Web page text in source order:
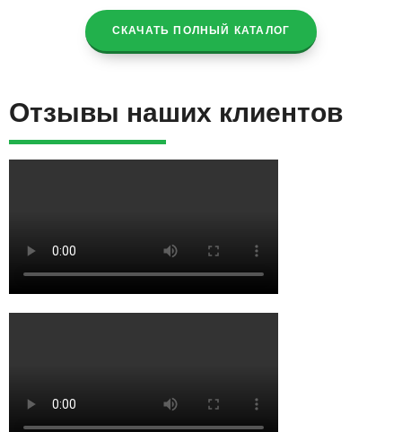
СКАЧАТЬ ПОЛНЫЙ КАТАЛОГ
Отзывы наших клиентов